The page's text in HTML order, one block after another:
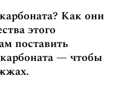
Как они
этого
поставить
— чтобы